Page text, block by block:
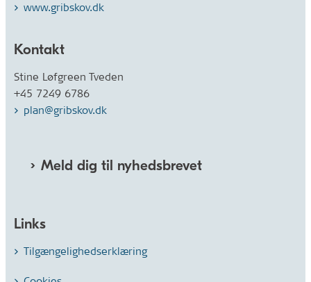
www.gribskov.dk
Kontakt
Stine Løfgreen Tveden
+45 7249 6786
plan@gribskov.dk
Meld dig til nyhedsbrevet
Links
Tilgængelighedserklæring